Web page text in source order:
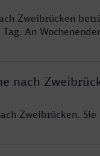
Zweibrücken
An
nach
Zweibrücken. Sie